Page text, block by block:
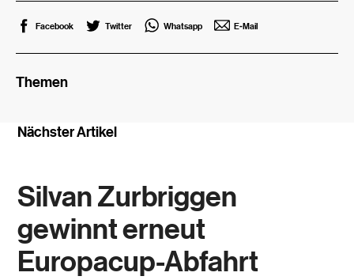
Facebook Twitter Whatsapp E-Mail
Themen
Nächster Artikel
Silvan Zurbriggen
gewinnt erneut
Europacup-Abfahrt